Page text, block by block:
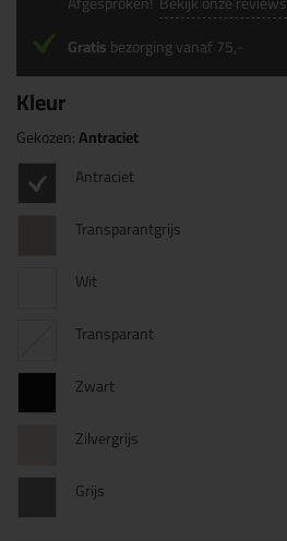
Kleur
Gekozen:Antraciet
Antraciet
Transparantgrijs
Wit
Transparant
Zwart
Zilvergrijs
Grijs
Gratisbezorging vanaf 75,-